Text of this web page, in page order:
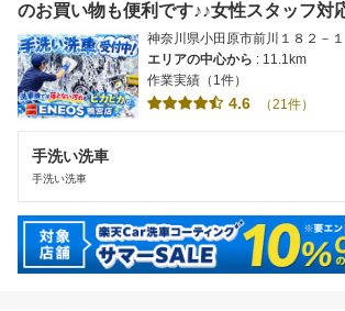
のお買い物も便利です♪♪女性スタッフ対
神奈川県小田原市前川１８２－１
エリアの中心から : 11.1km
作業実績（1件）
4.6 （21件）
手洗い洗車
手洗い洗車